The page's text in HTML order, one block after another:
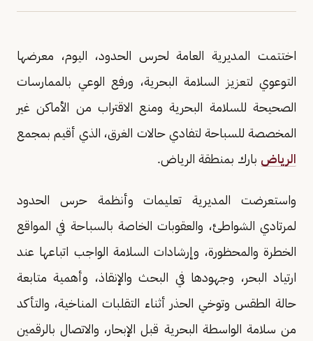
اختتمت المديرية العامة لحرس الحدود، اليوم، معرضها
التوعوي لتعزيز السلامة البحرية، ورفع الوعي بالممارسات
الصحيحة للسلامة البحرية ومنع الاقتراب من الأماكن غير
المخصصة للسباحة لتفادي حالات الغرق، الذي أقيم بمجمع
الرياض بارك بمنطقة الرياض.
واستعرضت المديرية تعليمات وأنظمة حرس الحدود
لمرتادي الشواطئ، والعقوبات الخاصة بالسباحة في المواقع
الخطرة والمحظورة، وإرشادات السلامة الواجب اتباعها عند
ارتياد البحر، وجهودها في البحث والإنقاذ، وأهمية متابعة
حالة الطقس وتوخي الحذر أثناء التقلبات المناخية، والتأكد
من سلامة الواسطة البحرية قبل الإبحار، والاتصال بالرقمين